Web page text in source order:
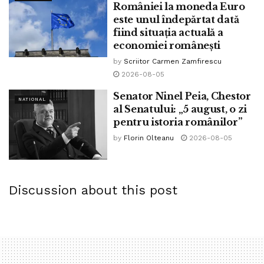
lui Ceaușescu adică!
Toate aceste declarații halucinante nu arată decât
disperarea domnului Orban, nu disperarea că ar crește
cazurile, disperarea că se apropie funia de par, cum se
În timp ce „specialiștii” ne fac din cifre și umblă să ne
scoată ciumații Europei, Orban, un ins prea limitat pentru
așa o funcție, încearcă să joace pe cartea de forță. Omul
care face și drege și luptă eroic cu virusul, fără să-și dea
declarații demne de o dictatură sud-americană!
nimeni nu mai vorbește de închisul teraselor și hărțuirea
bătrânilor care ies în parc! Aia a mers la începutul crizei, în
României la moneda Euro
este unul îndepărtat dată
fiind situația actuală a
economiei românești
by Scriitor Carmen Zamfirescu
2026-08-05
NATIONAL
Senator Ninel Peia, Chestor
al Senatului: „5 august, o zi
pentru istoria românilor”
by Florin Olteanu 2026-08-05
Discussion about this post